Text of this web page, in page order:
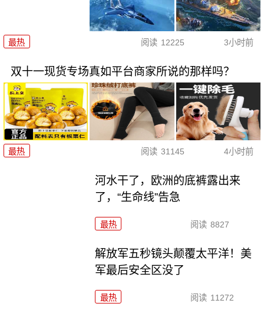
最热 阅读 12225 3小时前
双十一现货专场真如平台商家所说的那样吗？
最热 阅读 31145 4小时前
河水干了，欧洲的底裤露出来
了，“生命线”告急
最热 阅读 8827
解放军五秒镜头颠覆太平洋！美
军最后安全区没了
最热 阅读 11272